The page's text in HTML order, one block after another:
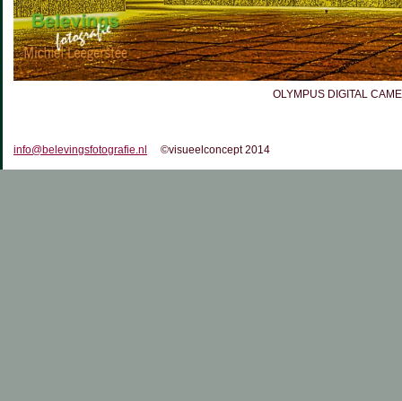
OLYMPUS DIGITAL
info@belevingsfotografie.nl ©visueelconcept 2014